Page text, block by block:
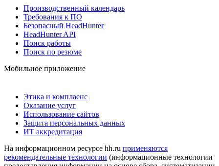
Производственный календарь
Требования к ПО
Безопасный HeadHunter
HeadHunter API
Поиск работы
Поиск по резюме
Мобильное приложение
Этика и комплаенс
Оказание услуг
Использование сайтов
Защита персональных данных
ИТ аккредитация
На информационном ресурсе hh.ru применяются
рекомендательные технологии (информационные технологии